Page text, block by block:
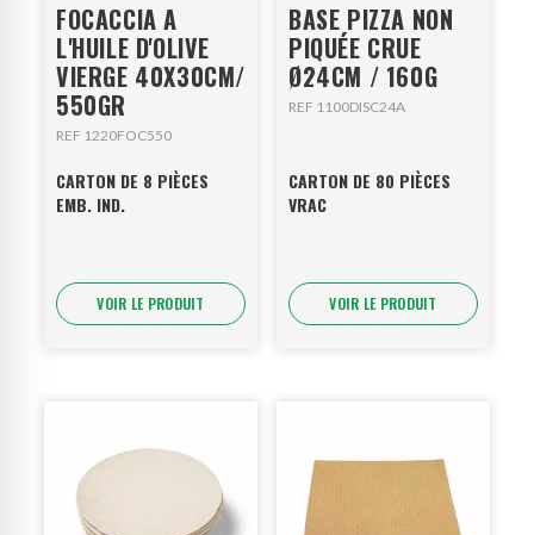
FOCACCIA A
L'HUILE D'OLIVE
VIERGE 40X30CM/
550GR
REF 1220FOC550
CARTON DE 8 PIÈCES
EMB. IND.
VOIR LE PRODUIT
BASE PIZZA NON
PIQUÉE CRUE
Ø24CM / 160G
REF 1100DISC24A
CARTON DE 80 PIÈCES
VRAC
VOIR LE PRODUIT